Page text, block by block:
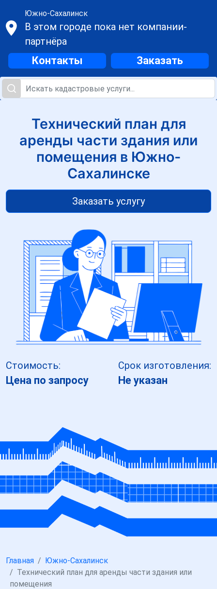
Южно-Сахалинск
В этом городе пока нет компании-
партнёра
Контакты Заказать
Технический план для
аренды части здания или
помещения в Южно-
Сахалинске
Заказать услугу
Стоимость:
Цена по запросу
Срок изготовления:
Не указан
Главная
Южно-Сахалинск
Технический план для аренды части здания или
помещения